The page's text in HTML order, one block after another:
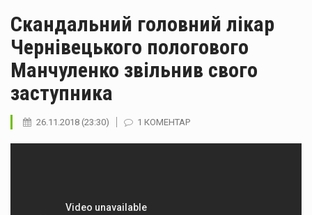
Скандальний головний лікар
Чернівецького пологового
Манчуленко звільнив свого
заступника
26.11.2018 (23:30) 1 КОМЕНТАР